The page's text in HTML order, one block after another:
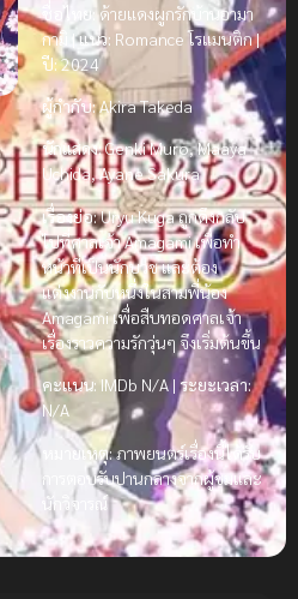
ชื่อไทย:ด้ายแดงผูกรักบ้านอามา
กามิ |แนว: Romance โรแมนติก |
ปี:2024
ผู้กำกับ:Akira Takeda
นักแสดง:Genki Muro, Maaya
Uchida, Ayane Sakura
เรื่องย่อ:Uryu Kuga ถูกดึงกลับ
ไปที่ศาลเจ้า Amagami เพื่อทำ
หน้าที่เป็นนักบวช และต้อง
แต่งงานกับหนึ่งในสามพี่น้อง
Amagami เพื่อสืบทอดศาลเจ้า
เรื่องราวความรักวุ่นๆ จึงเริ่มต้นขึ้น
คะแนน:IMDb N/A | ระยะเวลา:
N/A
หมายเหตุ:ภาพยนตร์เรื่องนี้ได้รับ
การตอบรับปานกลางจากผู้ชมและ
นักวิจารณ์